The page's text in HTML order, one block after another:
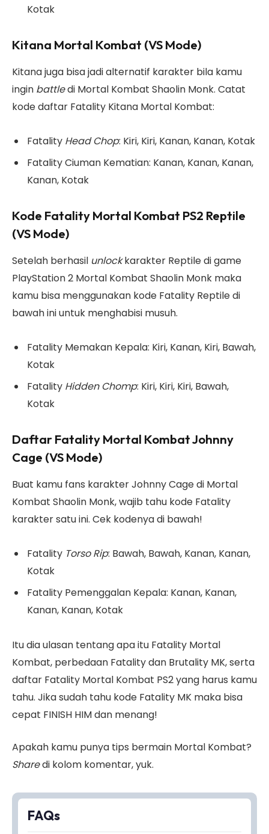
Kotak
Kitana Mortal Kombat (VS Mode)
Kitana juga bisa jadi alternatif karakter bila kamu
ingin battledi Mortal Kombat Shaolin Monk. Catat
kode daftar Fatality Kitana Mortal Kombat:
Fatality Head Chop: Kiri, Kiri, Kanan, Kanan, Kotak
Fatality Ciuman Kematian: Kanan, Kanan, Kanan,
Kanan, Kotak
Kode Fatality Mortal Kombat PS2 Reptile
(VS Mode)
Setelah berhasil unlockkarakter Reptile di game
PlayStation 2 Mortal Kombat Shaolin Monk maka
kamu bisa menggunakan kode Fatality Reptile di
bawah ini untuk menghabisi musuh.
Fatality Memakan Kepala: Kiri, Kanan, Kiri, Bawah,
Kotak
Fatality Hidden Chomp: Kiri, Kiri, Kiri, Bawah,
Kotak
Daftar Fatality Mortal Kombat Johnny
Cage (VS Mode)
Buat kamu fans karakter Johnny Cage di Mortal
Kombat Shaolin Monk, wajib tahu kode Fatality
karakter satu ini. Cek kodenya di bawah!
Fatality Torso Rip: Bawah, Bawah, Kanan, Kanan,
Kotak
Fatality Pemenggalan Kepala: Kanan, Kanan,
Kanan, Kanan, Kotak
Itu dia ulasan tentang apa itu Fatality Mortal
Kombat, perbedaan Fatality dan Brutality MK, serta
daftar Fatality Mortal Kombat PS2 yang harus kamu
tahu. Jika sudah tahu kode Fatality MK maka bisa
cepat FINISH HIM dan menang!
Apakah kamu punya tips bermain Mortal Kombat?
Sharedi kolom komentar, yuk.
FAQs